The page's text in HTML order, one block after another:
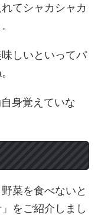
てシャカシャカ
しいといってパ
身覚えていな
菜を食べないと
をご紹介しまし